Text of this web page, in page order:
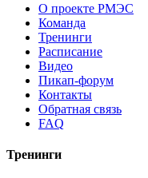
О проекте РМЭС
Команда
Тренинги
Расписание
Видео
Пикап-форум
Контакты
Обратная связь
FAQ
Тренинги